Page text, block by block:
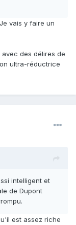
vais y faire un
des délires de
ultra-réductrice
intelligent et
de Dupont
est assez riche